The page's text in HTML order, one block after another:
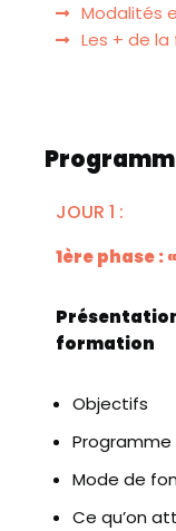
Modalités
Les + de
JOUR 1 :
1ère phase :
formation
Objectifs
Programme
Mode de
Ce qu’on